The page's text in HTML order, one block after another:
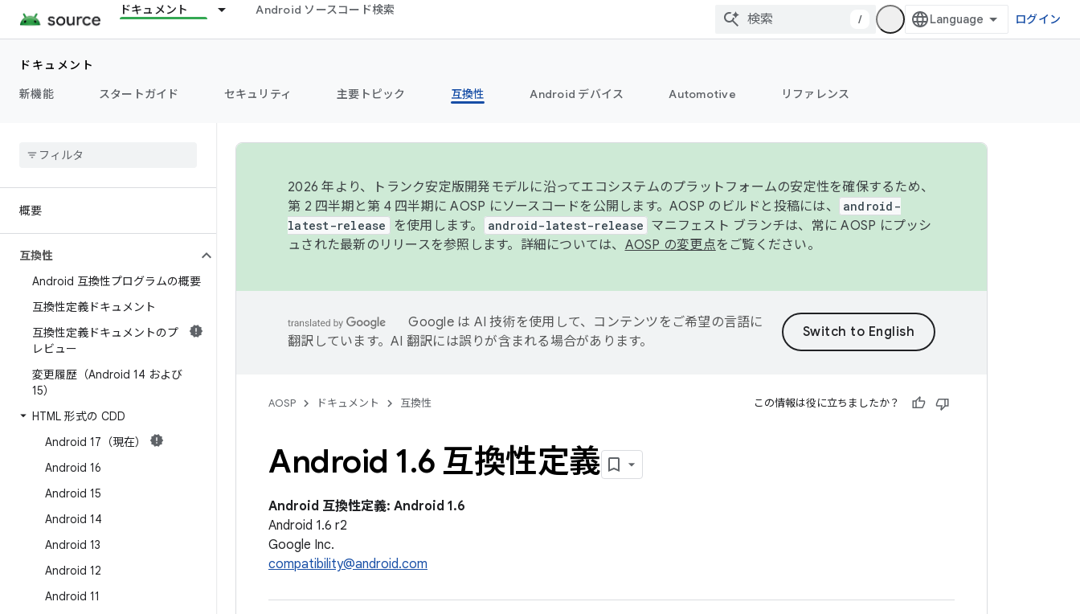
ドキュメント Android ソースコード検索
/ ログイン
ドキュメント
新機能
スタートガイド セキュリティ 主要トピック 互換性 Android デバイス Automotive リファレンス
概要
互換性
Android 互換性プログラムの概要
互換性定義ドキュメント
互換性定義ドキュメントのプ
レビュー
変更履歴（Android 14 および
15）
HTML 形式の CDD
Android 17（現在）
Android 16
Android 15
Android 14
Android 13
Android 12
Android 11
2026 年より、トランク安定版開発モデルに沿ってエコシステムのプラットフォームの安定性を確保するため、
第 2 四半期と第 4 四半期に AOSP にソースコードを公開します。AOSP のビルドと投稿には、
android-
latest-release
を使用します。 android-latest-release マニフェスト ブランチは、常に AOSP にプッシ
ュされた最新のリリースを参照します。詳細については、 AOSP の変更点をご覧ください。
Google は AI 技術を使用して、コンテンツをご希望の言語に
翻訳しています。AI 翻訳には誤りが含まれる場合があります。
AOSP ドキュメント 互換性 この情報は役に立ちましたか？
Android 1.6 互換性定義
Android 互換性定義: Android 1.6
Android 1.6 r2
Google Inc.
compatibility@android.com